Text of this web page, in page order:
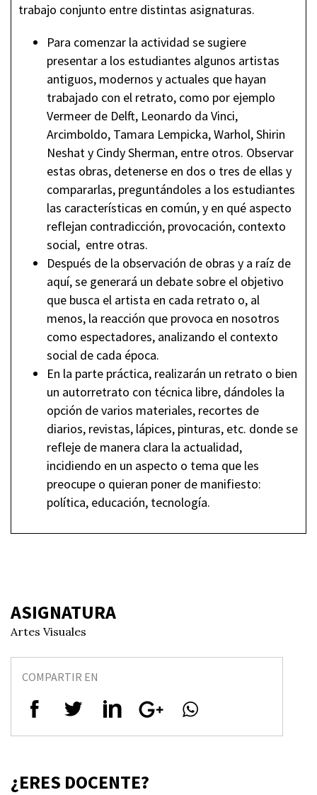
trabajo conjunto entre distintas asignaturas.
Para comenzar la actividad se sugiere
presentar a los estudiantes algunos artistas
antiguos, modernos y actuales que hayan
trabajado con el retrato, como por ejemplo
Vermeer de Delft, Leonardo da Vinci,
Arcimboldo, Tamara Lempicka, Warhol, Shirin
Neshat y Cindy Sherman, entre otros. Observar
estas obras, detenerse en dos o tres de ellas y
compararlas, preguntándoles a los estudiantes
las características en común, y en qué aspecto
reflejan contradicción, provocación, contexto
social, entre otras.
Después de la observación de obras y a raíz de
aquí, se generará un debate sobre el objetivo
que busca el artista en cada retrato o, al
menos, la reacción que provoca en nosotros
como espectadores, analizando el contexto
social de cada época.
En la parte práctica, realizarán un retrato o bien
un autorretrato con técnica libre, dándoles la
opción de varios materiales, recortes de
diarios, revistas, lápices, pinturas, etc. donde se
refleje de manera clara la actualidad,
incidiendo en un aspecto o tema que les
preocupe o quieran poner de manifiesto:
política, educación, tecnología.
ASIGNATURA
Artes Visuales
COMPARTIR EN
¿ERES DOCENTE?